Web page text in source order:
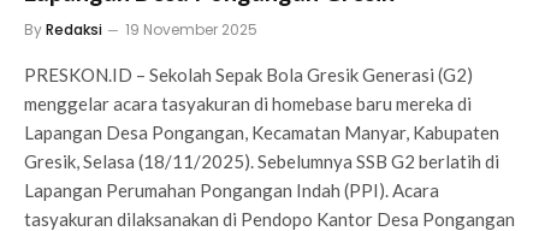
ByRedaksi 19 November 2025
PRESKON.ID – Sekolah Sepak Bola Gresik Generasi (G2)
menggelar acara tasyakuran di homebase baru mereka di
Lapangan Desa Pongangan, Kecamatan Manyar, Kabupaten
Gresik, Selasa (18/11/2025). Sebelumnya SSB G2 berlatih di
Lapangan Perumahan Pongangan Indah (PPI). Acara
tasyakuran dilaksanakan di Pendopo Kantor Desa Pongangan